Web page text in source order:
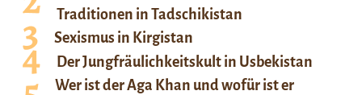
Traditionen in Tadschikistan
Sexismus in Kirgistan
Der Jungfräulichkeitskult in Usbekistan
Wer ist der Aga Khan und wofür ist er